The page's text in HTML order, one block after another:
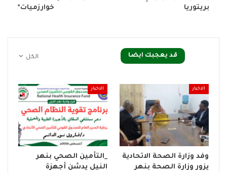
بريتوريا
خوارزميات*
الكل قد يعجبك ايضا
الاخبار
وفد وزارة الصحة الاتحادية
يزور وزارة الصحة بنهر
الاخبار
_التأمين الصحي بنهر
النيل يدشن أجهزة